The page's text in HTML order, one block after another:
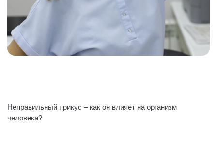
Неправильный прикус – как он влияет на организм
человека?